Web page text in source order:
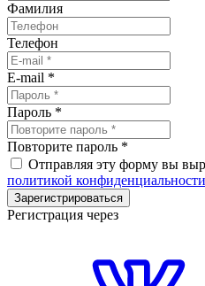
Фамилия
Телефон
E-mail *
Пароль *
Повторите пароль *
Отправляя эту форму вы
политикой конфиденциальности
Зарегистрироваться
Регистрация через